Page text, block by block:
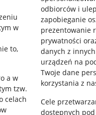
w
to,
a w
tzw.
celach
odbiorców i
zapobieganie
prezentowanie
prywatności
danych z innych
urządzeń na
Twoje dane
korzystania z
Cele
dostępnych pod
"cookies"